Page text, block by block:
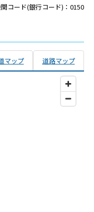
コード(銀行コード)：0150
マップ 道路マップ